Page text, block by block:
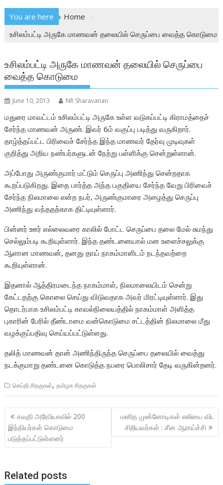
You are here
Home
உசிலம்பட்டி அருகே மாணவன் தலையில் செருப்பை வைத்த கொடுமை
உசிலம்பட்டி அருகே மாணவன் தலையில் செருப்பை
வைத்த கொடுமை
June 10, 2013 NR Sharavanan
மதுரை மாவட்டம் உசிலம்பட்டி அருகே உள்ள வடுகப்பட்டி கிராமத்தைச்
சேர்ந்த மாணவன் அருண். இவர் 6ம் வகுப்பு படித்து வருகிறார்.
தாழ்த்தப்பட்ட பிரிவைச் சேர்ந்த இந்த மாணவர் தேர்வு முடிவுகள்
குறித்து அறிய நண்பர்களுடன் நேற்று பள்ளிக்கு சென்றுள்ளான்.
அப்போது அருண்குமார் மட்டும் செருப்பு அணிந்து சென்றதாக
கூறப்படுகிறது. இதை பார்த்த அந்த பகுதியை சேர்ந்த வேறு பிரிவைச்
சேர்ந்த நிலமாலை என்ற நபர், அருண்குமாரை அழைத்து செருப்பு
அணிந்து வந்ததற்காக திட்டியுள்ளார்.
பின்னர் ஊர் எல்லைவரை காலில் போட்ட செருப்பை தலை மேல் சுமந்து
செல்லும்படி கூறியுள்ளார். இந்த தண்டனையால் மன உளைச்சலுக்கு
ஆளான மாணவன், தனது தாய் நாகம்மாளிடம் நடந்தவற்றை
கூறியுள்ளான்.
இதனால் ஆத்திரமடைந்த நாகம்மாள், நிலமாலையிடம் சென்று
கேட்டதற்கு கொலை செய்து விடுவதாக அவர் மிரட்டியுள்ளார். இது
தொடர்பாக உசிலம்பட்டி காவல்நிலையத்தில் நாகம்மாள் அளித்த
புகாரின் பேரில் தீண்டாமை வன்கொடுமை சட்டத்தின் நிலமாலை மீது
வழக்குப்பதிவு செய்யப்பட்டுள்ளது.
தலித் மாணவன் தான் அணிந்திருந்த செருப்பை தலையில் வைத்து
நடக்குமாறு தண்டனை கொடுத்த நபரை பொலிசார் தேடி வருகின்றனர்.
செய்தி சிறகுகள்,தமிழக சிறகுகள்
Post
navigation
சவுதி அரேபியாவில் 200
இந்தியர்கள் கொடுமை
படுத்தப்பட்டுள்ளனர்
மனித முன்னோடிகள் எலியை விட
சிறியவர்கள் : சீன ஆராய்ச்சி
Related posts